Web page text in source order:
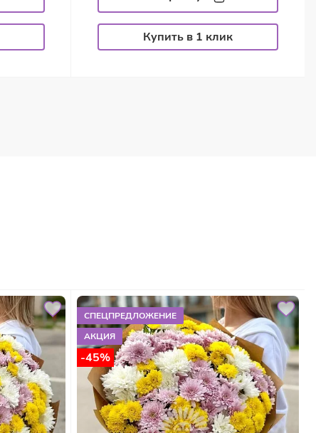
Купить в 1 клик
-45%
СПЕЦПРЕДЛОЖЕНИЕ
АКЦИЯ